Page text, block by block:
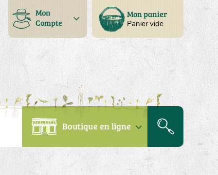
Mon panier
Panier vide
Mon
Compte
Boutique en ligne